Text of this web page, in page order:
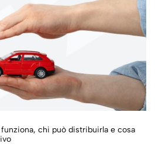
chi può distribuirla e cosa